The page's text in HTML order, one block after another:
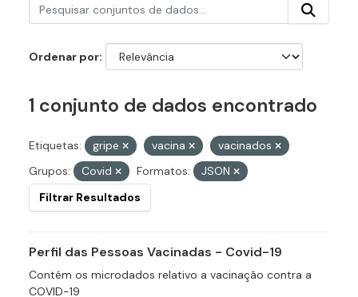
Ordenar por
1 conjunto de dados encontrado
Etiquetas: gripe vacina
vacinados
Grupos:
Covid Formatos:
JSON
Filtrar Resultados
Perfil das Pessoas Vacinadas - Covid-19
Contém os microdados relativo a vacinação contra a
COVID-19